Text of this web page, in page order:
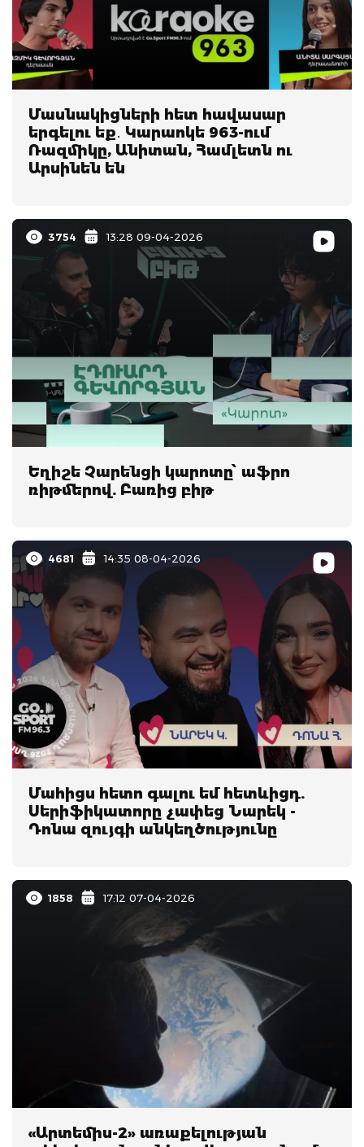
Մասնակիցների հետ հավասար
երգելու եք․ Կարաոկե 963-ում
Ռազմիկը, Անիտան, Համլետն ու
Արսինեն են
3754 13:28 09-04-2026
Եղիշե Չարենցի կարոտը՝ աֆրո
ռիթմերով. Բառից բիթ
4681 14:35 08-04-2026
Մահիցս հետո գալու եմ հետևիցդ.
Սերիֆիկատորը չափեց Նարեկ -
Դոնա զույգի անկեղծությունը
1858 17:12 07-04-2026
«Արտեմիս-2» առաքելության